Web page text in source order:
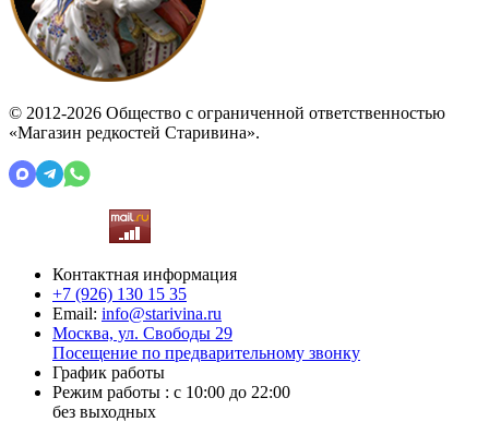
© 2012-2026 Общество с ограниченной ответственностью
«Магазин редкостей Старивина».
Контактная информация
+7 (926) 130 15 35
Email: info@starivina.ru
Москва, ул. Свободы 29
Посещение по предварительному звонку
График работы
Режим работы : с 10:00 до 22:00
без выходных